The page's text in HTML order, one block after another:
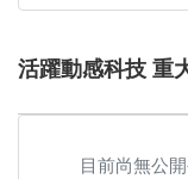
活躍動感科技 重
目前尚無公